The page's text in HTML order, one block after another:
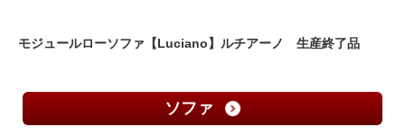
モジュールローソファ【Luciano】ルチアーノ 生産終了品
ソファ